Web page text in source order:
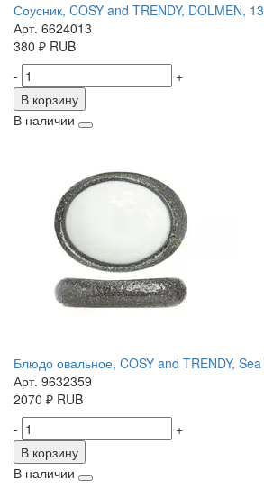
Соусник, COSY and TRENDY, DOLMEN,
Арт. 6624013
380 ₽ RUB
-
+
В корзину
В наличии
Блюдо овальное, COSY and TRENDY,
Арт. 9632359
2070 ₽ RUB
-
+
В корзину
В наличии